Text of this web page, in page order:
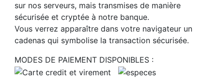
sur nos serveurs, mais transmises de manière
sécurisée et cryptée à notre banque.
Vous verrez apparaître dans votre navigateur un
cadenas qui symbolise la transaction sécurisée.
MODES DE PAIEMENT DISPONIBLES :